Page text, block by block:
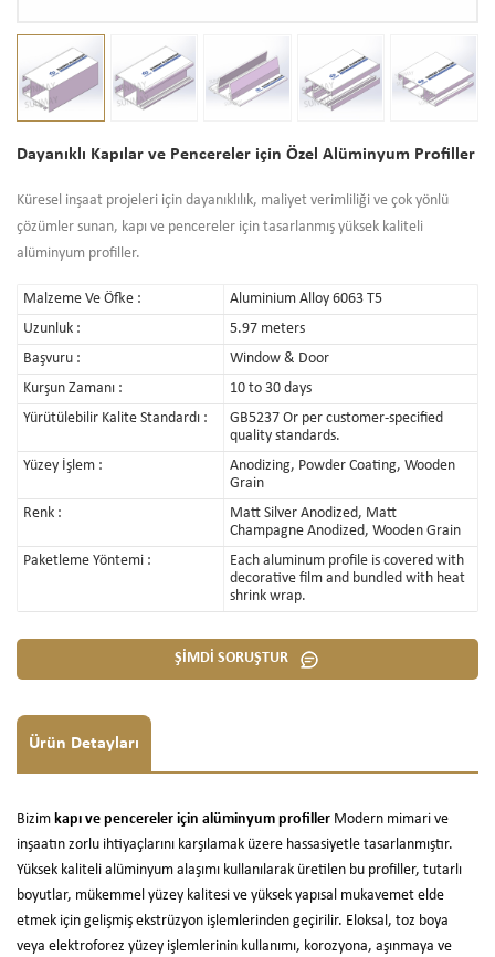
Dayanıklı Kapılar ve Pencereler için Özel Alüminyum Profiller
Küresel inşaat projeleri için dayanıklılık, maliyet verimliliği ve çok yönlü
çözümler sunan, kapı ve pencereler için tasarlanmış yüksek kaliteli
alüminyum profiller.
Malzeme Ve Öfke :
Aluminium Alloy 6063 T5
Uzunluk :
5.97 meters
Başvuru :
Window & Door
Kurşun Zamanı :
10 to 30 days
Yürütülebilir Kalite Standardı :
GB5237 Or per customer-specified
quality standards.
Yüzey İşlem :
Anodizing, Powder Coating, Wooden
Grain
Renk :
Matt Silver Anodized, Matt
Champagne Anodized, Wooden Grain
Paketleme Yöntemi :
Each aluminum profile is covered with
decorative film and bundled with heat
shrink wrap.
ŞİMDİ SORUŞTUR
Ürün Detayları
Bizim kapı ve pencereler için alüminyum profiller Modern mimari ve
inşaatın zorlu ihtiyaçlarını karşılamak üzere hassasiyetle tasarlanmıştır.
Yüksek kaliteli alüminyum alaşımı kullanılarak üretilen bu profiller, tutarlı
boyutlar, mükemmel yüzey kalitesi ve yüksek yapısal mukavemet elde
etmek için gelişmiş ekstrüzyon işlemlerinden geçirilir. Eloksal, toz boya
veya elektroforez yüzey işlemlerinin kullanımı, korozyona, aşınmaya ve